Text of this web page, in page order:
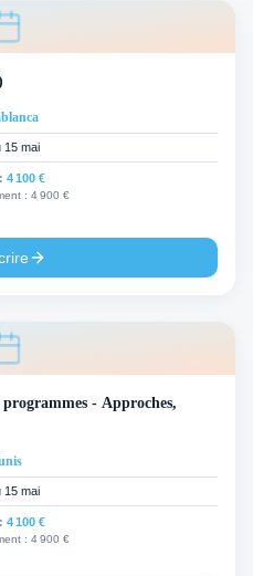
15 mai
4 100 €
: 4 900 €
- Approches,
15 mai
4 100 €
: 4 900 €